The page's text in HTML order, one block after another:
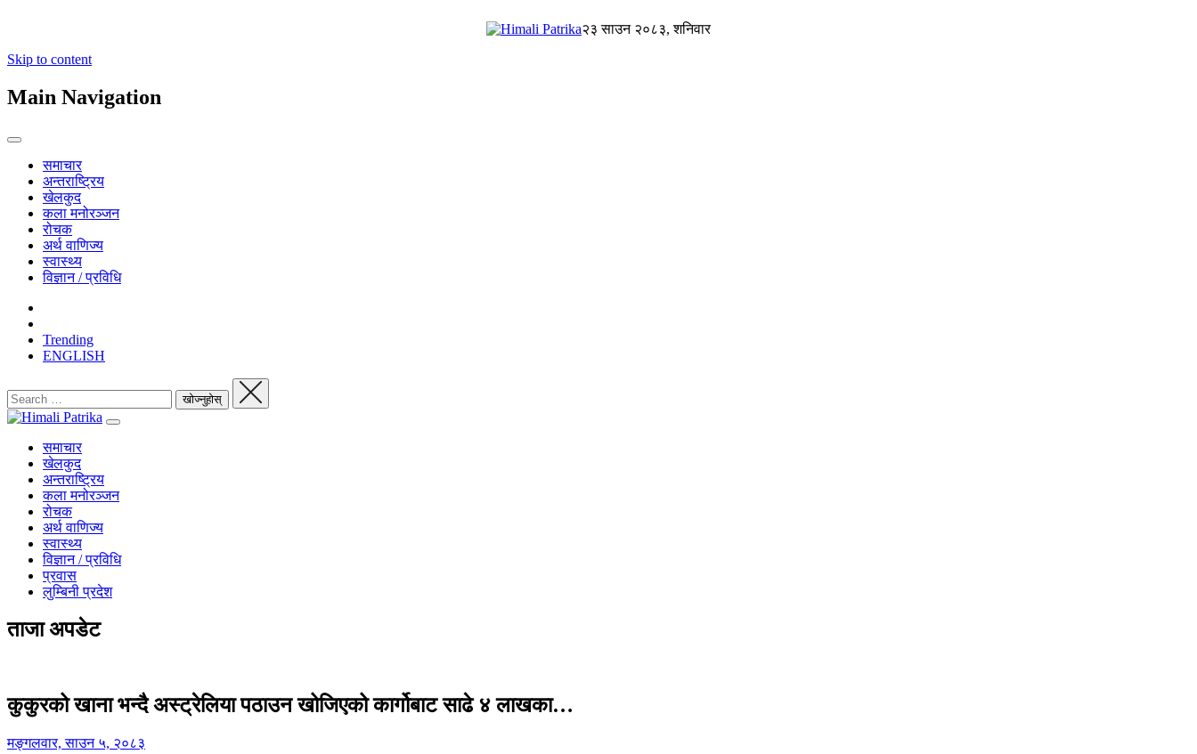
२३ साउन २०८३, शनिवार
Skip to content
Main Navigation
समाचार
अन्तराष्ट्रिय
खेलकुद
कला मनोरञ्जन
रोचक
अर्थ वाणिज्य
स्वास्थ्य
विज्ञान / प्रविधि
Trending
ENGLISH
समाचार
खेलकुद
अन्तराष्ट्रिय
कला मनोरञ्जन
रोचक
अर्थ वाणिज्य
स्वास्थ्य
विज्ञान / प्रविधि
प्रवास
लुम्बिनी प्रदेश
ताजा अपडेट
कुकुरको खाना भन्दै अस्ट्रेलिया पठाउन खोजिएको कार्गोबाट साढे ४ लाखका…
मङ्गलवार, साउन ५, २०८३